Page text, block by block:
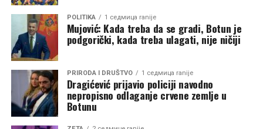
filozofske tekstove ili govore. Riječi su raznovrsnije i
mogu imati višestruka značenja“, rekao je Bersini,
dodajući da je u tim oblastima potreban dodatni oprez.
Nesrećno iskustvo Petre de Suter služi kao podsjetnik.
Vještačka inteligencija nas može prevariti. I ona pravi
lapsuse, jer je apsorbovala sve tekstove koji su joj dati. To
je svojstveno i ljudskoj prirodi, s tom razlikom što ljudi
POLITIKA 1 седмица ranije
Mujović: Kada treba da se gradi, Botun je
podgorički, kada treba ulagati, nije ničiji
PRIRODA I DRUŠTVO 1 седмица ranije
Dragićević prijavio policiji navodno
nepropisno odlaganje crvene zemlje u
Botunu